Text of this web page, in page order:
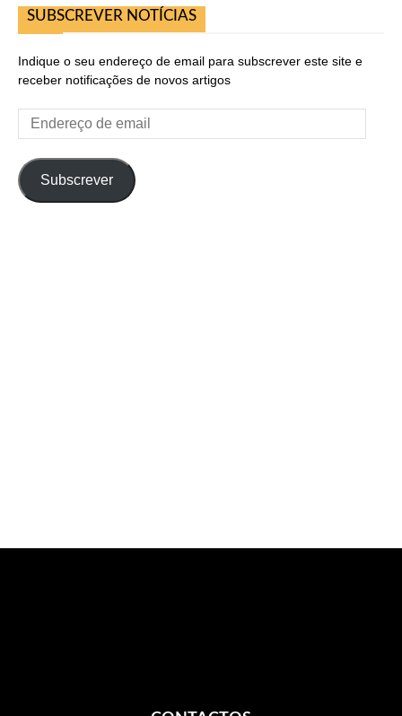
SUBSCREVER NOTÍCIAS
Indique o seu endereço de email para subscrever este site e
receber notificações de novos artigos
Endereço
de
Subscrever